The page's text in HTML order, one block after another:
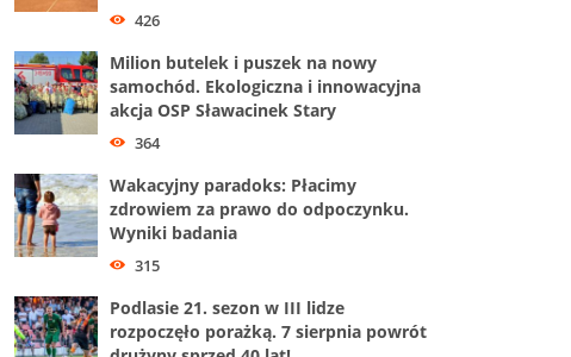
426
Milion butelek i puszek na nowy
samochód. Ekologiczna i innowacyjna
akcja OSP Sławacinek Stary
364
Wakacyjny paradoks: Płacimy
zdrowiem za prawo do odpoczynku.
Wyniki badania
315
Podlasie 21. sezon w III lidze
rozpoczęło porażką. 7 sierpnia powrót